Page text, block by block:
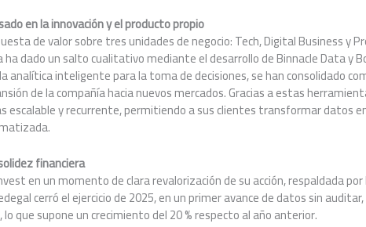
en la innovación y el producto propio
de valor sobre tres unidades de negocio: Tech, Digital Business y
dado un salto cualitativo mediante el desarrollo de Binnacle Data y
analítica inteligente para la toma de decisiones, se han consolidado
de la compañía hacia nuevos mercados. Gracias a estas
escalable y recurrente, permitiendo a sus clientes transformar datos
financiera
en un momento de clara revalorización de su acción, respaldada
cerró el ejercicio de 2025, en un primer avance de datos sin
que supone un crecimiento del 20 % respecto al año anterior.